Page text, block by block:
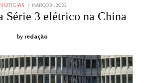
NOTICIAS
POSTED
ON
MARÇO 31, 2022
31,
2022
Série 3 elétrico na China
by redação